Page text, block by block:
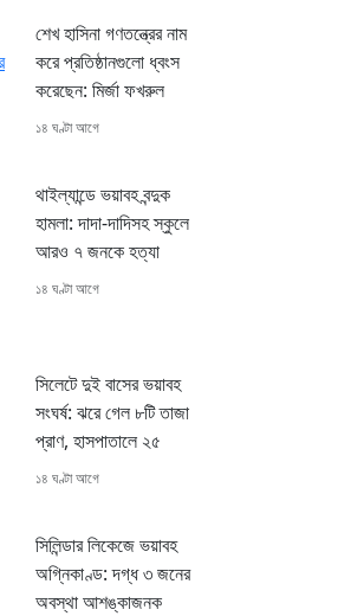
শেখ হাসিনা গণতন্ত্রের নাম
করে প্রতিষ্ঠানগুলো ধ্বংস
করেছেন: মির্জা ফখরুল
১৪ ঘণ্টা আগে
থাইল্যান্ডে ভয়াবহ বন্দুক
হামলা: দাদা-দাদিসহ স্কুলে
আরও ৭ জনকে হত্যা
১৪ ঘণ্টা আগে
সিলেটে দুই বাসের ভয়াবহ
সংঘর্ষ: ঝরে গেল ৮টি তাজা
প্রাণ, হাসপাতালে ২৫
১৪ ঘণ্টা আগে
সিলিন্ডার লিকেজে ভয়াবহ
অগ্নিকাণ্ড: দগ্ধ ৩ জনের
অবস্থা আশঙ্কাজনক